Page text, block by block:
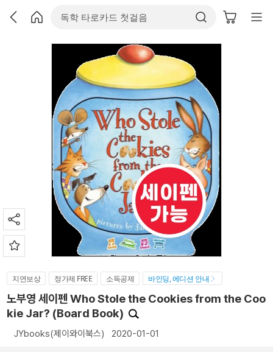
지연보상 정가제 FREE 소득공제 바인딩, 에디션 안내
노부영 세이펜 Who Stole the Cookies from the Coo
kie Jar? (Board Book)
JYbooks(제이와이북스) 2020-01-01